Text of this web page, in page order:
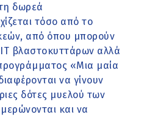
δωρεά
τόσο από το
από όπου μπορούν
βλαστοκυττάρων αλλά
«Μια μαία
να γίνουν
δότες μυελού των
και να